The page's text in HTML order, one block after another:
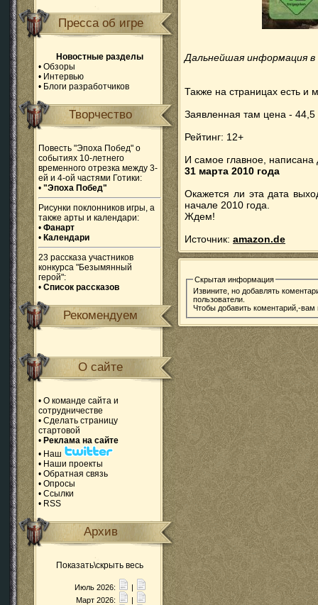
Пресса об игре
Новостные разделы
• Обзоры
• Интервью
• Блоги разработчиков
Творчество
Повесть "Эпоха Побед" о
событиях 10-летнего
временного отрезка между 3-
ей и 4-ой частями Готики:
• "Эпоха Побед"
Рисунки поклонников игры, а
также арты и календари:
• Фанарт
• Календари
23 рассказа участников
конкурса "Безымянный
герой":
• Список рассказов
Рекомендуем
О сайте
• О команде сайта и
сотрудничестве
• Сделать страницу
стартовой
• Реклама на сайте
• Наш
• Наши проекты
• Обратная связь
• Опросы
• Ссылки
• RSS
Архив
Показать\скрыть весь
Июль 2026:
|
Март 2026:
|
Дальнейшая информация
Также на страницах есть и
Заявленная там цена - 44,5
Рейтинг: 12+
И самое главное, написана
31 марта 2010 года
Окажется ли эта дата
начале 2010 года.
Ждем!
Источник: amazon.de
Скрытая информация
Извините, но добавлять
пользователи.
Чтобы добавить коментарий,-